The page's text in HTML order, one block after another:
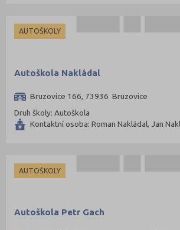
AUTOŠKOLY
Autoškola Nakládal
Bruzovice 166, 73936 Bruzovice
Druh školy: Autoškola
Kontaktní osoba: Roman Nakládal, Jan
AUTOŠKOLY
Autoškola Petr Gach